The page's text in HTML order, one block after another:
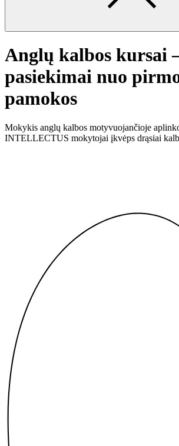
Anglų kalbos kursai
pasiekimai nuo
pamokos
Mokykis anglų kalbos motyvuojančioje
INTELLECTUS mokytojai įkvėps drąsiai